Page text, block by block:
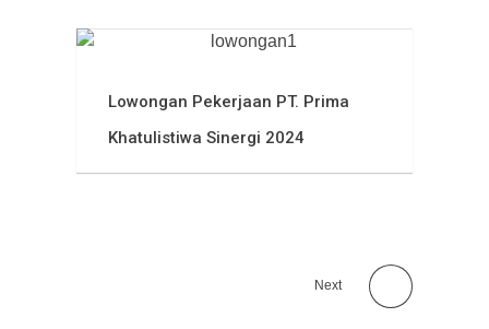
Lowongan Pekerjaan PT. Prima
Khatulistiwa Sinergi 2024
Next